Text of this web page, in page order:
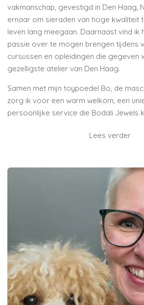
vakmanschap, gevestigd in Den Haag,
ernaar om sieraden van hoge kwaliteit
leven lang meegaan. Daarnaast vind ik
passie over te mogen brengen tijdens
cursussen en opleidingen die gegeven
gezelligste atelier van Den Haag.
Samen met mijn toypoedel Bo, de
zorg ik voor een warm welkom, een
persoonlijke service die Bodali Jewels
Lees verder